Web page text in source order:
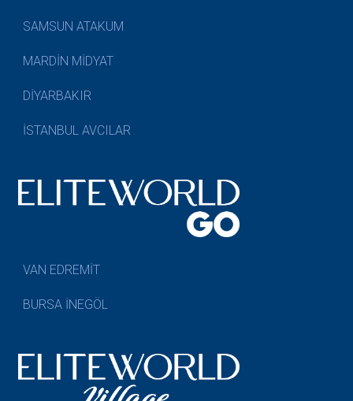
SAMSUN ATAKUM
MARDİN MİDYAT
DİYARBAKIR
İSTANBUL AVCILAR
VAN EDREMİT
BURSA İNEGÖL